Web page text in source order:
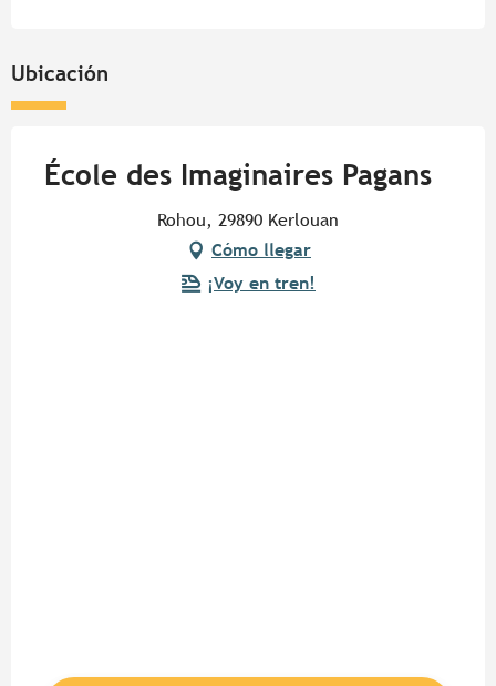
Ubicación
École des Imaginaires Pagans
Rohou, 29890 Kerlouan
Cómo llegar
¡Voy en tren!